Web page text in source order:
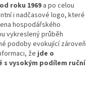
od roku 1969 a po celou
i nadčasové logo, které
hospodářského
vykreslený průběh
podoby evokující zároveň
žejde o
vysokým podílem ruční